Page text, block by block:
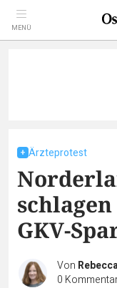
MENÜ
Ärzteprotest
GKV-
Von
0